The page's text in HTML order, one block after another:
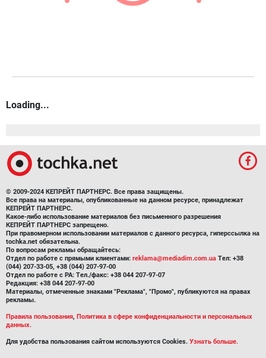
Loading...
© 2009-2024 КЕПРЕЙТ ПАРТНЕРС. Все права защищены.
Все права на материалы, опубликованные на данном ресурсе, принадлежат
КЕПРЕЙТ ПАРТНЕРС.
Какое-либо использование материалов без письменного разрешения
КЕПРЕЙТ ПАРТНЕРС запрещено.
При правомерном использовании материалов с данного ресурса, гиперссылка на
tochka.net обязательна.
По вопросам рекламы обращайтесь:
Отдел по работе с прямыми клиентами: reklama@mediadim.com.ua Тел: +38
(044) 207-33-05, +38 (044) 207-97-00
Отдел по работе с РА: Тел./факс: +38 044 207-97-07
Редакция: +38 044 207-97-00
Материалы, отмеченные знаками "Реклама", "Промо", публикуются на правах
рекламы.
Правила пользования, Политика в сфере конфиденциальности и персональных
данных.
Для удобства пользования сайтом используются Cookies. Узнать больше.